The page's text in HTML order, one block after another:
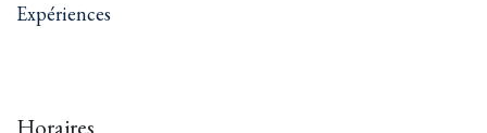
Expériences
Horaires